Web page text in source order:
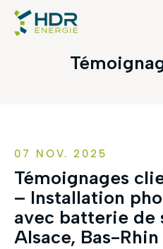
07 NOV. 2025
Témoignages
– Installation
avec batterie de
Alsace, Bas-Rhin